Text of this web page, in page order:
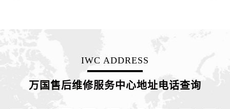
IWC ADDRESS
万国售后维修服务中心地址电话查询